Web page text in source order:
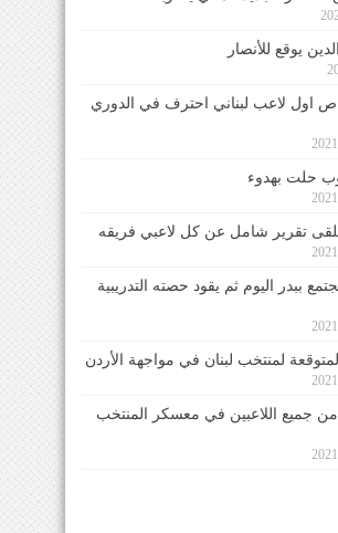
يوقع للأنصار
اول لاعب لبناني احترف في الدوري
حلت بهدوء
تقرير شامل عن كل لاعبي فريقه
ببدر اليوم ثم يقود حصته التدريبية
لمنتخب لبنان في مواجهة الأردن
من جميع اللاعبين في معسكر المنتخب